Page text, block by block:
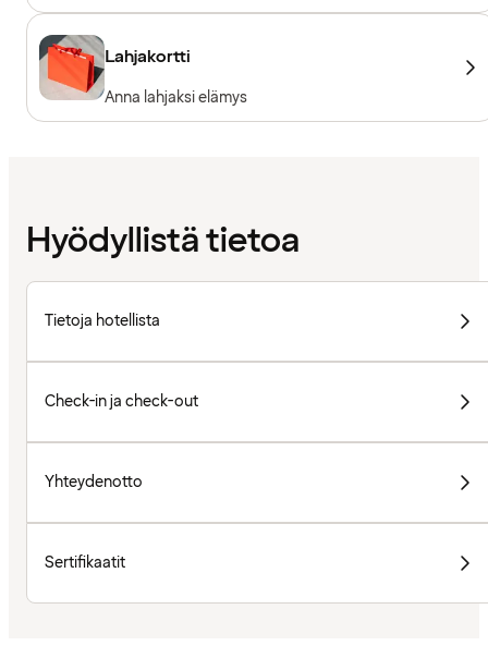
Lahjakortti
Anna lahjaksi elämys
Hyödyllistä tietoa
Tietoja hotellista
Check-in ja check-out
Yhteydenotto
Sertifikaatit